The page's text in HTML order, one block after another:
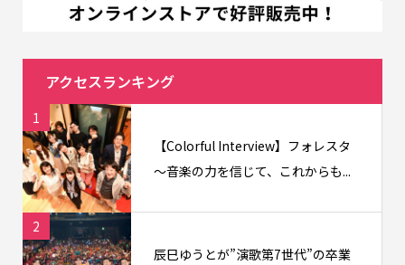
アクセスランキング
1
【Colorful Interview】フォレスタ
〜音楽の力を信じて、これからも...
2
辰巳ゆうとが”演歌第7世代”の卒業